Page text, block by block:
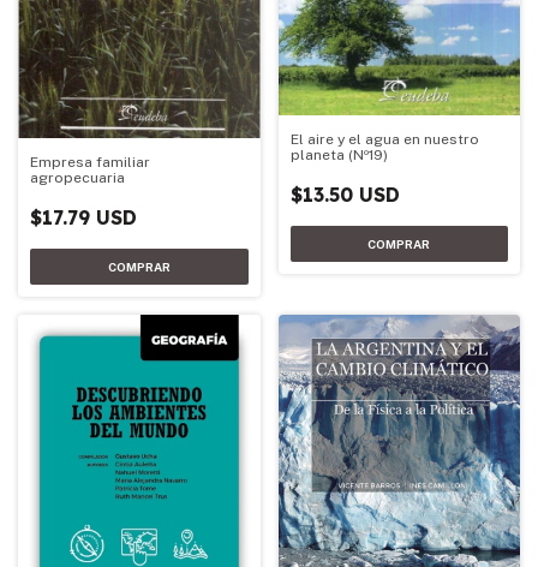
Empresa familiar
agropecuaria
$17.79 USD
El aire y el agua en nuestro
planeta (Nº19)
$13.50 USD